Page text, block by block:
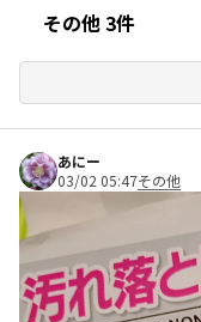
その他 3件
あにー
03/02 05:47その他